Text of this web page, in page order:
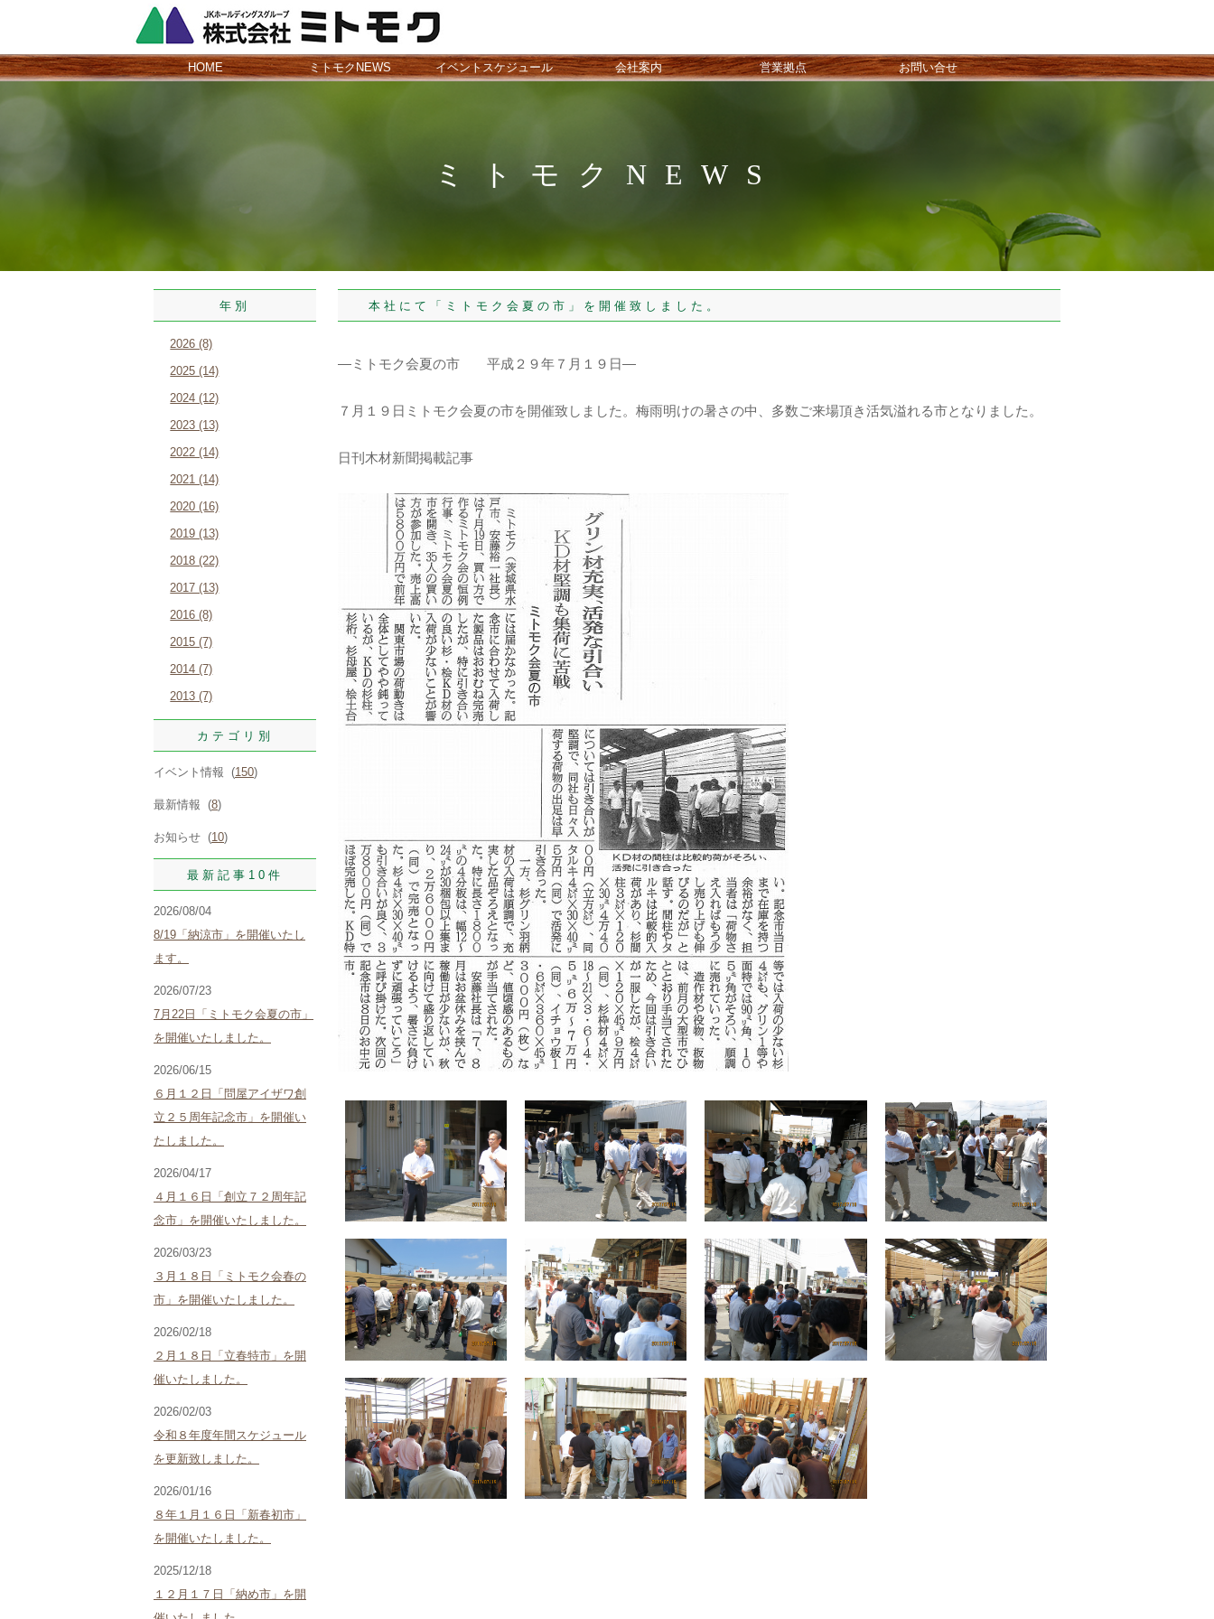
HOME ミトモクNEWS イベントスケジュール 会社案内 営業拠点 お問い合せ
ミトモクNEWS
年別
2026 (8)
2025 (14)
2024 (12)
2023 (13)
2022 (14)
2021 (14)
2020 (16)
2019 (13)
2018 (22)
2017 (13)
2016 (8)
2015 (7)
2014 (7)
2013 (7)
カテゴリ別
イベント情報 (150)
最新情報 (8)
お知らせ (10)
最新記事10件
2026/08/04
8/19「納涼市」を開催いたし
ます。
2026/07/23
7月22日「ミトモク会夏の市」
を開催いたしました。
2026/06/15
６月１２日「問屋アイザワ創
立２５周年記念市」を開催い
たしました。
2026/04/17
４月１６日「創立７２周年記
念市」を開催いたしました。
2026/03/23
３月１８日「ミトモク会春の
市」を開催いたしました。
2026/02/18
２月１８日「立春特市」を開
催いたしました。
2026/02/03
令和８年度年間スケジュール
を更新致しました。
2026/01/16
８年１月１６日「新春初市」
を開催いたしました。
2025/12/18
１２月１７日「納め市」を開
本社にて「ミトモク会夏の市」を開催致しました。
―ミトモク会夏の市 平成２９年７月１９日―
７月１９日ミトモク会夏の市を開催致しました。梅雨明けの暑さの中、多数ご来場頂き活気溢れる市となりました。
日刊木材新聞掲載記事